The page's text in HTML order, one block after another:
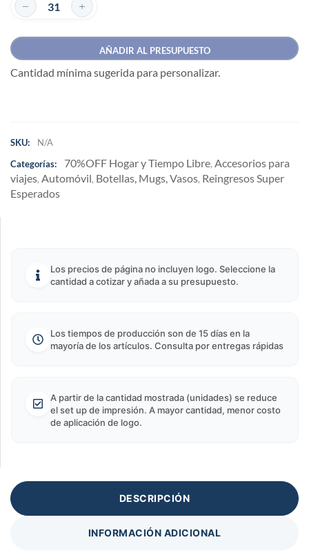
AÑADIR AL PRESUPUESTO
Cantidad mínima sugerida para personalizar.
SKU:
N/A
Categorías:
70%OFF Hogar y Tiempo Libre, Accesorios para
viajes, Automóvil, Botellas, Mugs, Vasos, Reingresos Super
Esperados
Los precios de página no incluyen logo. Seleccione la
cantidad a cotizar y añada a su presupuesto.
Los tiempos de producción son de 15 días en la
mayoría de los artículos. Consulta por entregas rápidas
A partir de la cantidad mostrada (unidades) se reduce
el set up de impresión. A mayor cantidad, menor costo
de aplicación de logo.
DESCRIPCIÓN
INFORMACIÓN ADICIONAL